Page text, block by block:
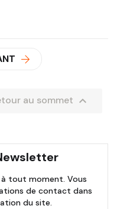
au sommet 
à tout moment. Vous
de contact dans
du site.